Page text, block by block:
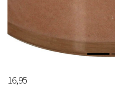
16,95